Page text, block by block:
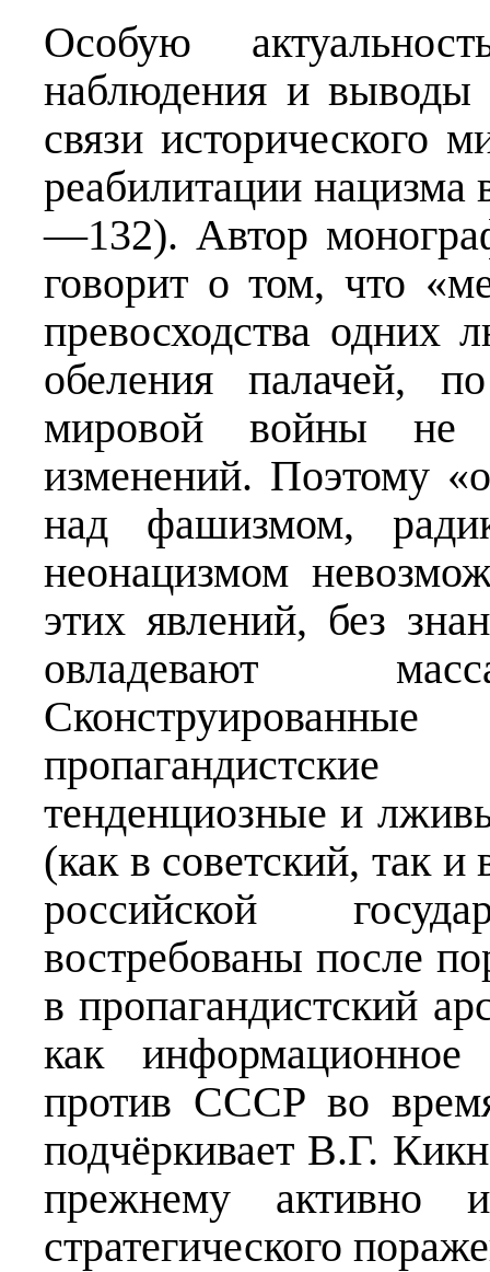
Особую
наблюдения и выводы
связи исторического
реабилитации нацизма
—132). Автор
говорит о том, что
превосходства одних
обеления палачей,
мировой войны не
изменений. Поэтому
над фашизмом,
неонацизмом
этих явлений, без
овладевают
тенденциозные и
(как в советский, так
российской
востребованы после
в пропагандистский
как
против СССР во
подчёркивает В.Г.
прежнему активно
стратегического